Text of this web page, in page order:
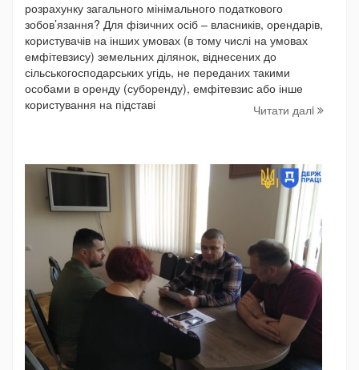
розрахунку загального мінімального податкового
зобов’язання? Для фізичних осіб – власників, орендарів,
користувачів на інших умовах (в тому числі на умовах
емфітевзису) земельних ділянок, віднесених до
сільськогосподарських угідь, не переданих такими
особами в оренду (суборенду), емфітевзис або інше
користування на підставі
Читати далi